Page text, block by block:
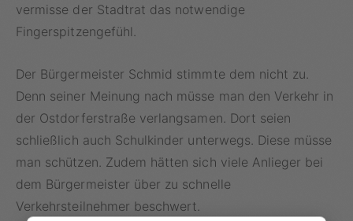
vermisse der Stadtrat das notwendige
Fingerspitzengefühl.
Der Bürgermeister Schmid stimmte dem nicht zu.
Denn seiner Meinung nach müsse man den Verkehr in
der Ostdorferstraße verlangsamen. Dort seien
schließlich auch Schulkinder unterwegs. Diese müsse
man schützen. Zudem hätten sich viele Anlieger bei
dem Bürgermeister über zu schnelle
Verkehrsteilnehmer beschwert.